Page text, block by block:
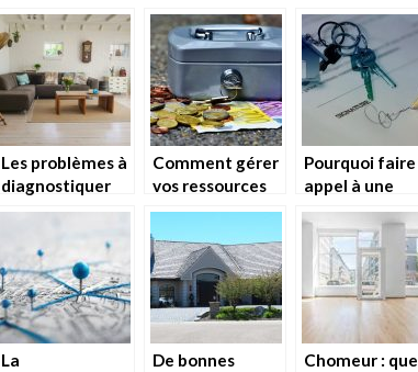
numérique
risque d’une
estimation
immobilière
lors d’une
estimation
immobilière!
Les problèmes à
diagnostiquer
dans une
solutions
proposées
Comment gérer
vos ressources
financières pour
projet de
construction ?
Pourquoi faire
appel à une
agence
immobilière?
La
De bonnes
Chomeur : que